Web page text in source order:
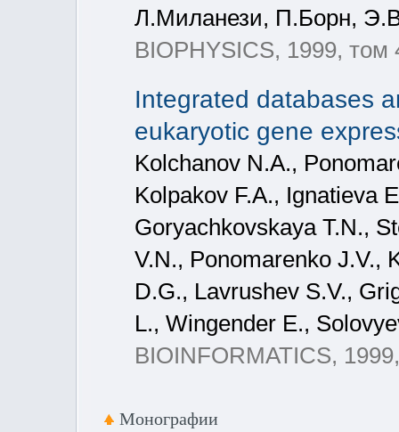
Л.Миланези, П.Борн,
BIOPHYSICS, 1999,
Integrated databases
eukaryotic gene
Kolchanov N.A.,
Kolpakov F.A., Ignatieva
Goryachkovskaya T.N.,
V.N., Ponomarenko J.V.,
D.G., Lavrushev S.V.,
L., Wingender E.,
BIOINFORMATICS,
Монографии